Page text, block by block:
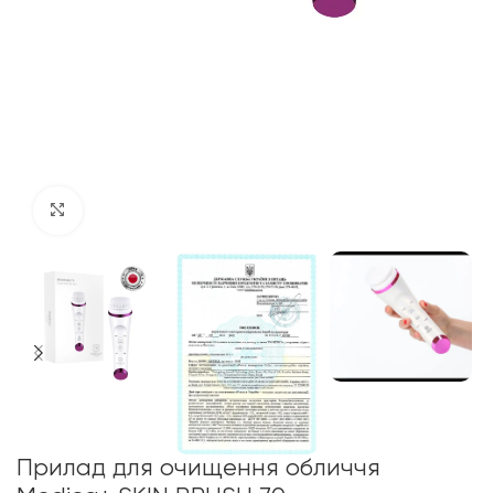
Прилад для очищення обличчя